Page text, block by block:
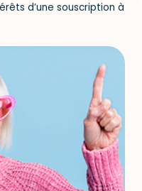
d’une souscription à